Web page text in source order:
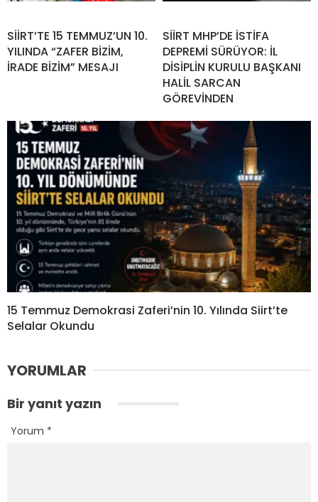
SİİRT’TE 15 TEMMUZ’UN 10.
YILINDA “ZAFER BİZİM,
İRADE BİZİM” MESAJI
SİİRT MHP’DE İSTİFA
DEPREMİ SÜRÜYOR: İL
DİSİPLİN KURULU BAŞKANI
HALİL SARCAN
GÖREVİNDEN
15 Temmuz Demokrasi Zaferi’nin 10. Yılında Siirt’te
Selalar Okundu
YORUMLAR
Bir yanıt yazın
Yorum *